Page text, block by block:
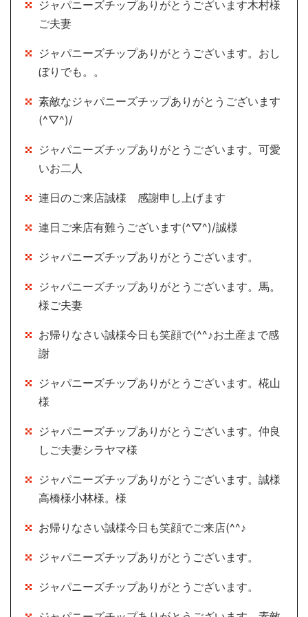
ジャパニーズチップありがとうございます木村様
ご夫妻
ジャパニーズチップありがとうございます。おし
ぼりでも。。
素敵なジャパニーズチップありがとうございます
(^▽^)/
ジャパニーズチップありがとうございます。可愛
いお二人
連日のご来店誠様 感謝申し上げます
連日ご来店有難うございます(^▽^)/誠様
ジャパニーズチップありがとうございます。
ジャパニーズチップありがとうございます。馬。
様ご夫妻
お帰りなさい誠様今日も笑顔で(^^♪お土産まで感
謝
ジャパニーズチップありがとうございます。椛山
様
ジャパニーズチップありがとうございます。仲良
しご夫妻シラヤマ様
ジャパニーズチップありがとうございます。誠様
高橋様小林様。様
お帰りなさい誠様今日も笑顔でご来店(^^♪
ジャパニーズチップありがとうございます。
ジャパニーズチップありがとうございます。